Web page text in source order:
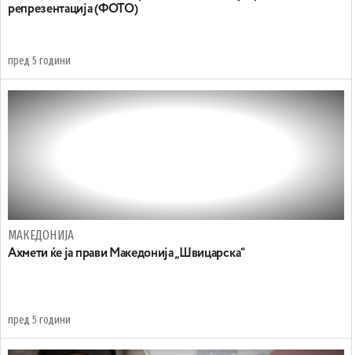
репрезентација (ФОТО)
пред 5 години
МАКЕДОНИЈА
Ахмети ќе ја прави Македонија „Швицарска“
пред 5 години